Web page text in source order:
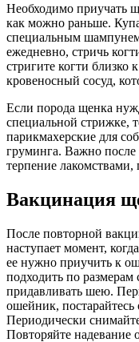
Необходимо приучать
как можно раньше.
специальным
ежедневно, стричь
стригите когти близко
кровеносный сосуд,
Если порода щенка
специальной стрижке,
парикмахерские для
груминга. Важно после
терпение
Вакцинация
После повторной
наступает момент,
ее нужно приучить к
подходить по размерам
придавливать шею.
ошейник, постарайтесь
Периодически
Повторяйте надевание